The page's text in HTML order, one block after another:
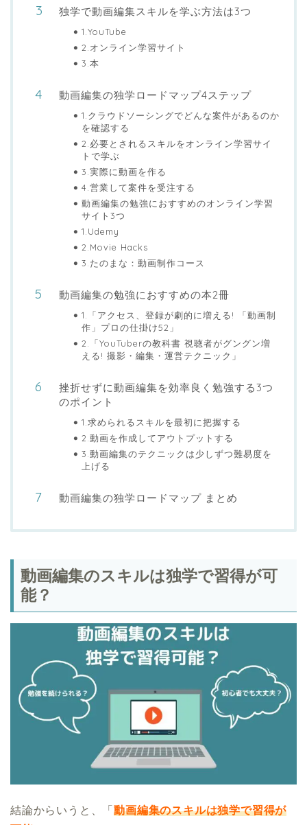
独学で動画編集スキルを学ぶ方法は3つ
1.YouTube
2.オンライン学習サイト
3.本
動画編集の独学ロードマップ4ステップ
1.クラウドソーシングでどんな案件があるのか
を確認する
2.必要とされるスキルをオンライン学習サイ
トで学ぶ
3.実際に動画を作る
4.営業して案件を受注する
動画編集の勉強におすすめのオンライン学習
サイト3つ
1.Udemy
2.Movie Hacks
3.たのまな：動画制作コース
動画編集の勉強におすすめの本2冊
1.「アクセス、登録が劇的に増える! 「動画制
作」プロの仕掛け52」
2.「YouTuberの教科書 視聴者がグングン増
える! 撮影・編集・運営テクニック」
挫折せずに動画編集を効率良く勉強する3つ
のポイント
1.求められるスキルを最初に把握する
2.動画を作成してアウトプットする
3.動画編集のテクニックは少しずつ難易度を
上げる
動画編集の独学ロードマップ まとめ
動画編集のスキルは独学で習得が可
能？
結論からいうと、「動画編集のスキルは独学で習得が